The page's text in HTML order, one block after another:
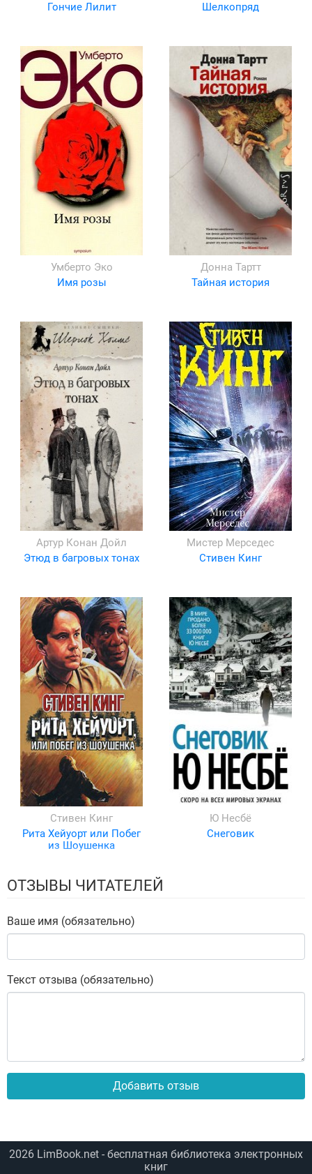
Гончие Лилит
Шелкопряд
Умберто Эко
Имя розы
Донна Тартт
Тайная история
Артур Конан Дойл
Этюд в багровых тонах
Мистер Мерседес
Стивен Кинг
Стивен Кинг
Рита Хейуорт или Побег
из Шоушенка
Ю Несбё
Снеговик
ОТЗЫВЫ ЧИТАТЕЛЕЙ
Ваше имя (обязательно)
Текст отзыва (обязательно)
Добавить отзыв
2026 LimBook.net - бесплатная библиотека электронных
книг